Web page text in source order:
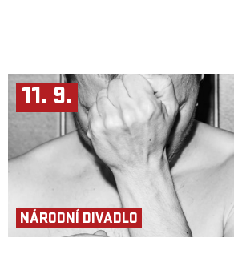
11. 9.
NÁRODNÍ DIVADLO